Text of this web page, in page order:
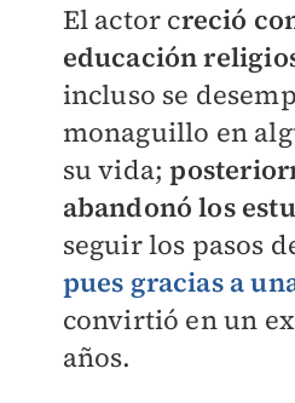
El actor creció
educación
incluso se
monaguillo en
su vida;
abandonó los
seguir los pasos
pues gracias a
convirtió en un
años.